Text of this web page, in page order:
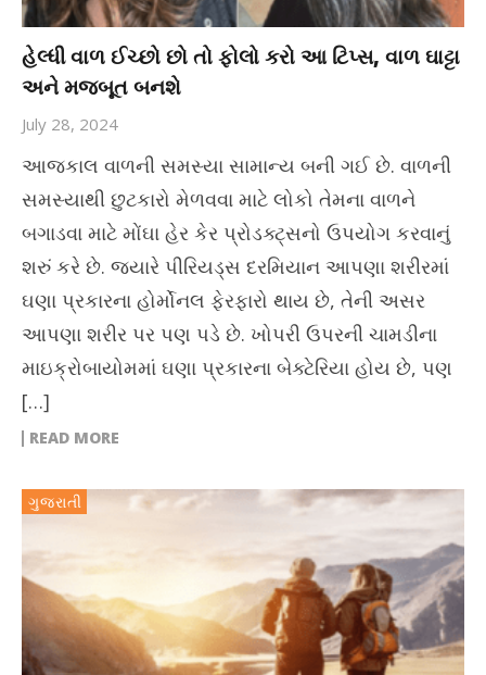
હેલ્ધી વાળ ઈચ્છો છો તો ફોલો કરો આ ટિપ્સ, વાળ ઘાટ્ટા
અને મજબૂત બનશે
July 28, 2024
આજકાલ વાળની સમસ્યા સામાન્ય બની ગઈ છે. વાળની
સમસ્યાથી છુટકારો મેળવવા માટે લોકો તેમના વાળને
બગાડવા માટે મોંઘા હેર કેર પ્રોડક્ટ્સનો ઉપયોગ કરવાનું
શરું કરે છે. જ્યારે પીરિયડ્સ દરમિયાન આપણા શરીરમાં
ઘણા પ્રકારના હોર્મોનલ ફેરફારો થાય છે, તેની અસર
આપણા શરીર પર પણ પડે છે. ખોપરી ઉપરની ચામડીના
માઇક્રોબાયોમમાં ઘણા પ્રકારના બેક્ટેરિયા હોય છે, પણ
[…]
READ MORE
ગુજરાતી